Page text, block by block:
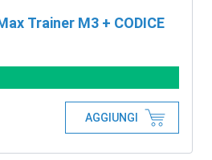
Trainer M3 + CODICE
AGGIUNGI